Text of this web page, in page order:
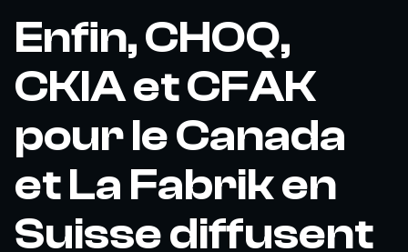
Enfin, CHOQ,
CKIA et CFAK
pour le Canada
et La Fabrik en
Suisse diffusent